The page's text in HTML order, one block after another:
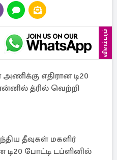
விளம்பரம்
எதிரான டி20
த்ரில் வெற்றி
தீவுகள் மகளிர்
போட்டி டப்ளினில்